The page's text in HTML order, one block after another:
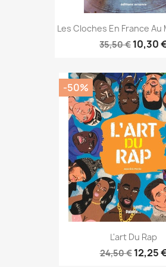
Les Cloches En France Au
35,50 € 10,30
L'art Du Rap
24,50 € 12,25
-50%